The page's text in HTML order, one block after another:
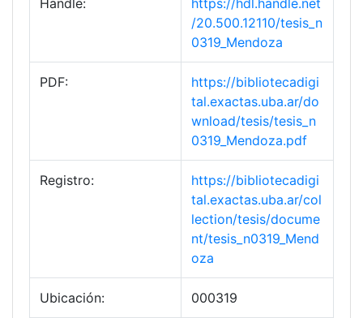
Handle:
https://hdl.handle.net
/20.500.12110/tesis_n
0319_Mendoza
PDF:
https://bibliotecadigi
tal.exactas.uba.ar/do
wnload/tesis/tesis_n
0319_Mendoza.pdf
Registro:
https://bibliotecadigi
tal.exactas.uba.ar/col
lection/tesis/docume
nt/tesis_n0319_Mend
oza
Ubicación: 000319